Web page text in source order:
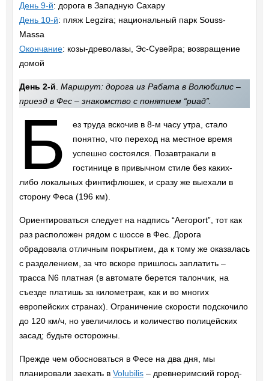
День 9-й: дорога в Западную Сахару
День 10-й: пляж Legzira; национальный парк Souss-
Massa
Окончание: козы-древолазы, Эс-Сувейра; возвращение
домой
День 2-й Маршрут: дорога из Рабата в Волюбилис –
приезд в Фес – знакомство с понятием “риад”.
Б
ез труда вскочив в 8-м часу утра, стало
понятно, что переход на местное время
успешно состоялся. Позавтракали в
гостинице в привычном стиле без каких-
либо локальных финтифлюшек, и сразу же выехали в
сторону Феса (196 км).
Ориентироваться следует на надпись “Aeroport”, тот как
раз расположен рядом с шоссе в Фес. Дорога
обрадовала отличным покрытием, да к тому же оказалась
с разделением, за что вскоре пришлось заплатить –
трасса N6 платная (в автомате берется талончик, на
съезде платишь за километраж, как и во многих
европейских странах). Ограничение скорости подскочило
до 120 км/ч, но увеличилось и количество полицейских
засад; будьте осторожны.
Прежде чем обосноваться в Фесе на два дня, мы
планировали заехать в Volubilis– древнеримский город-